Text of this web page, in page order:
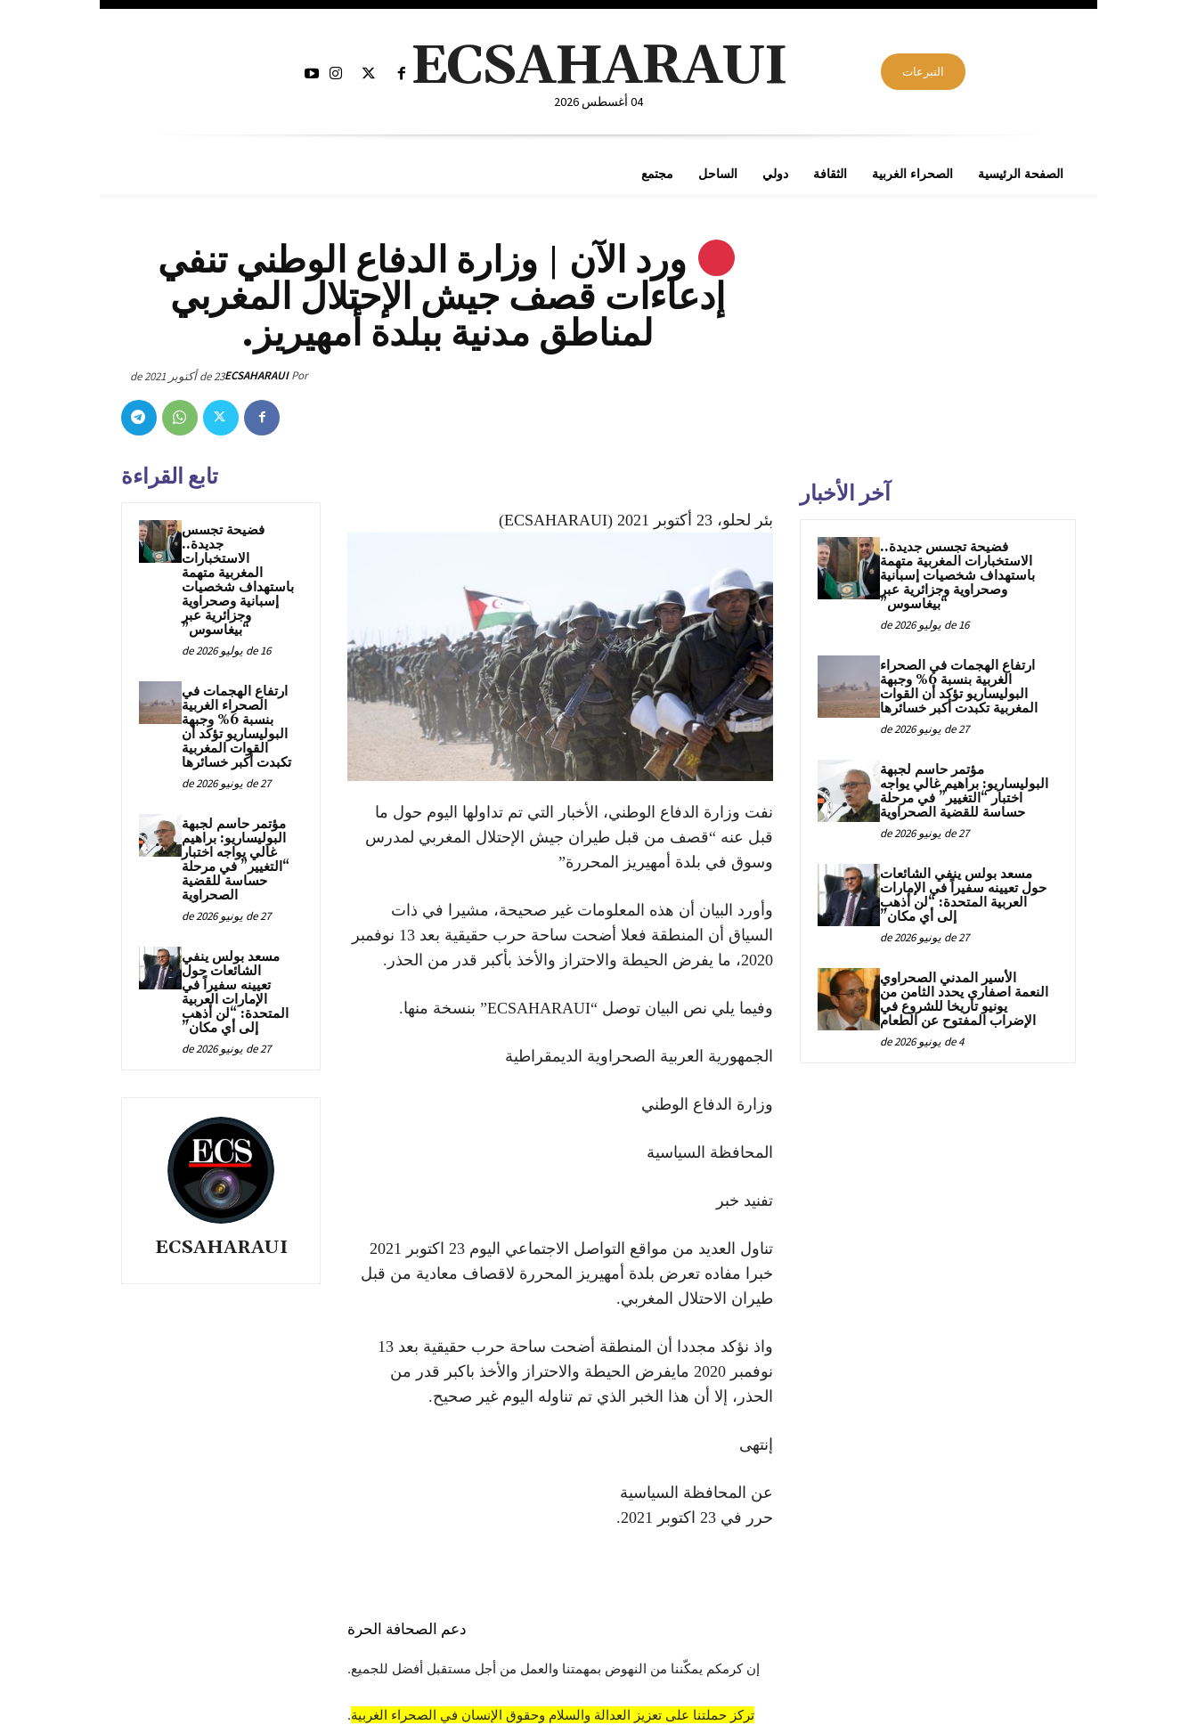
التبرعات ECSAHARAUI
04 أغسطس 2026
الصفحة الرئيسية الصحراء الغربية الثقافة دولي الساحل مجتمع
ورد الآن | وزارة الدفاع الوطني تنفي
إدعاءات قصف جيش الإحتلال المغربي
لمناطق مدنية ببلدة أمهيريز.
Por
ECSAHARAUI23 de أكتوبر de 2021
تابع القراءة
فضيحة تجسس
جديدة..
الاستخبارات
المغربية متهمة
باستهداف شخصيات
إسبانية وصحراوية
وجزائرية عبر
“بيغاسوس”
16 de يوليو de 2026
ارتفاع الهجمات في
الصحراء الغربية
بنسبة 6% وجبهة
البوليساريو تؤكد أن
القوات المغربية
تكبدت أكبر خسائرها
27 de يونيو de 2026
مؤتمر حاسم لجبهة
البوليساريو: براهيم
غالي يواجه اختبار
“التغيير” في مرحلة
حساسة للقضية
الصحراوية
27 de يونيو de 2026
مسعد بولس ينفي
الشائعات حول
تعيينه سفيراً في
الإمارات العربية
المتحدة: “لن أذهب
إلى أي مكان”
27 de يونيو de 2026
ECSAHARAUI
بئر لحلو، 23 أكتوبر 2021 (ECSAHARAUI)
نفت وزارة الدفاع الوطني، الأخبار التي تم تداولها اليوم حول ما
قبل عنه “قصف من قبل طيران جيش الإحتلال المغربي لمدرس
وسوق في بلدة أمهيريز المحررة”
وأورد البيان أن هذه المعلومات غير صحيحة، مشيرا في ذات
السياق أن المنطقة فعلا أضحت ساحة حرب حقيقية بعد 13 نوفمبر
2020، ما يفرض الحيطة والاحتراز والأخذ بأكبر قدر من الحذر.
وفيما يلي نص البيان توصل “ECSAHARAUI” بنسخة منها.
الجمهورية العربية الصحراوية الديمقراطية
وزارة الدفاع الوطني
المحافظة السياسية
تفنيد خبر
تناول العديد من مواقع التواصل الاجتماعي اليوم 23 اكتوبر 2021
خبرا مفاده تعرض بلدة أمهيريز المحررة لاقصاف معادية من قبل
طيران الاحتلال المغربي.
واذ نؤكد مجددا أن المنطقة أضحت ساحة حرب حقيقية بعد 13
نوفمبر 2020 مايفرض الحيطة والاحتراز والأخذ باكبر قدر من
الحذر، إلا أن هذا الخبر الذي تم تناوله اليوم غير صحيح.
إنتهى
عن المحافظة السياسية
حرر في 23 اكتوبر 2021.
دعم الصحافة الحرة
إن كرمكم يمكّننا من النهوض بمهمتنا والعمل من أجل مستقبل أفضل للجميع.
تركز حملتنا على تعزيز العدالة والسلام وحقوق الإنسان في الصحراء الغربية.
آخر الأخبار
فضيحة تجسس جديدة..
الاستخبارات المغربية متهمة
باستهداف شخصيات إسبانية
وصحراوية وجزائرية عبر
“بيغاسوس”
16 de يوليو de 2026
ارتفاع الهجمات في الصحراء
الغربية بنسبة 6% وجبهة
البوليساريو تؤكد أن القوات
المغربية تكبدت أكبر خسائرها
27 de يونيو de 2026
مؤتمر حاسم لجبهة
البوليساريو: براهيم غالي يواجه
اختبار “التغيير” في مرحلة
حساسة للقضية الصحراوية
27 de يونيو de 2026
مسعد بولس ينفي الشائعات
حول تعيينه سفيراً في الإمارات
العربية المتحدة: “لن أذهب
إلى أي مكان”
27 de يونيو de 2026
الأسير المدني الصحراوي
النعمة اصفاري يحدد الثامن من
يونيو تاريخا للشروع في
الإضراب المفتوح عن الطعام
4 de يونيو de 2026